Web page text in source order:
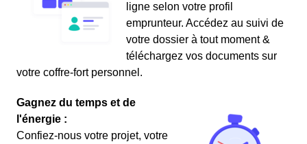
ligne selon votre profil
emprunteur. Accédez au suivi de
votre dossier à tout moment &
téléchargez vos documents sur
votre coffre-fort personnel.
Gagnez du temps et de
l'énergie :
Confiez-nous votre projet, votre